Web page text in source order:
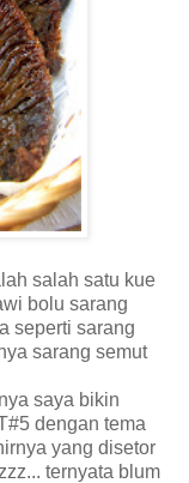
salah satu kue
bolu sarang
seperti sarang
sarang semut
saya bikin
dengan tema
yang disetor
ternyata blum